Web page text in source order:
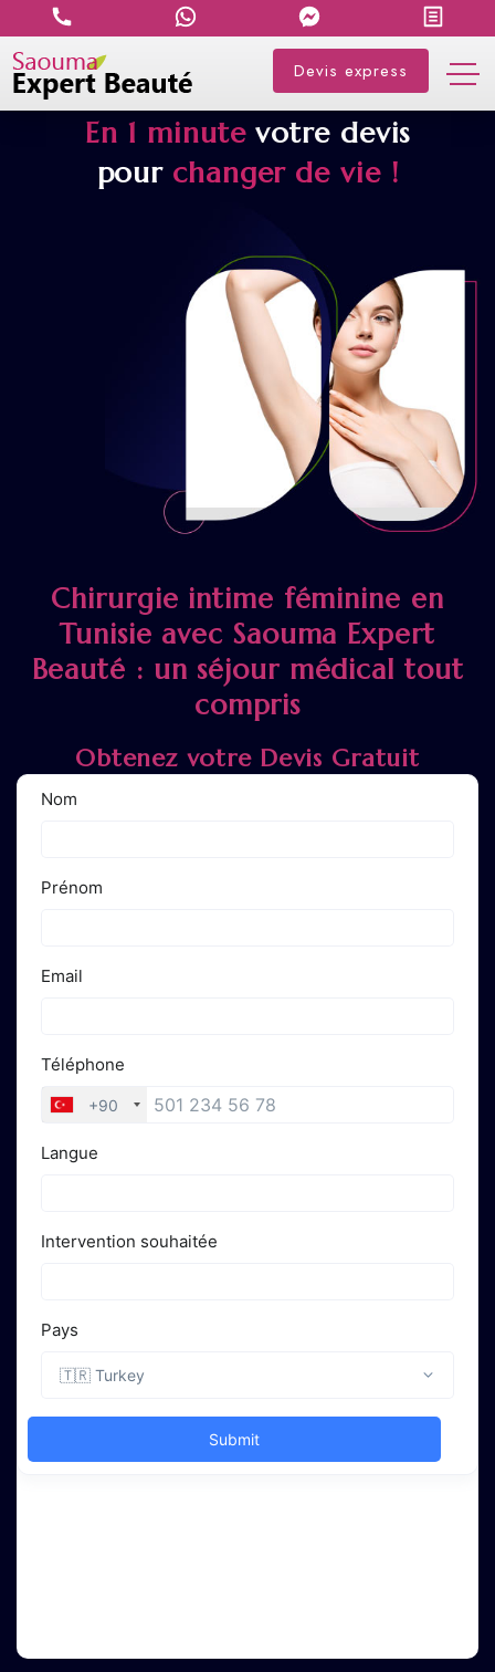
Devis express
En 1 minutevotre devis
pour changer de vie !
Chirurgie intime féminine en
Tunisie avec Saouma Expert
Beauté : un séjour médical tout
compris
Obtenez votre Devis Gratuit